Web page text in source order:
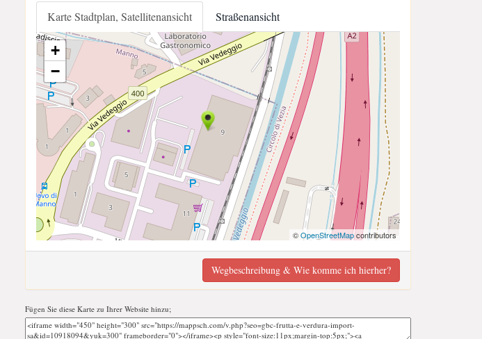
Karte Stadtplan, Satellitenansicht Straßenansicht
+
−
©OpenStreetMapcontributors
Wegbeschreibung & Wie komme ich hierher?
Fügen Sie diese Karte zu Ihrer Website hinzu;